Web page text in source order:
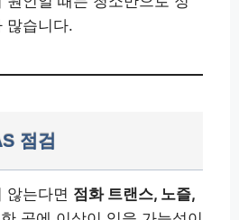
많습니다.
점검
않는다면 점화 트랜스, 노즐,